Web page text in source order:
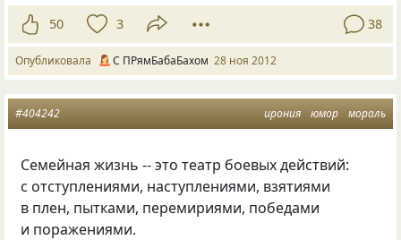
50 3 38
Опубликовала С ПРямБабаБахом 28 ноя 2012
ирония юмор мораль
#404242
Семейная жизнь -- это театр боевых действий:
с отступлениями, наступлениями, взятиями
в плен, пытками, перемириями, победами
и поражениями.